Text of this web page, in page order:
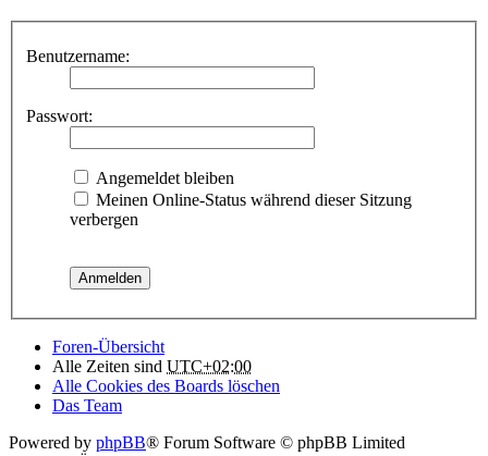
Benutzername:
Passwort:
Angemeldet bleiben
Meinen Online-Status während dieser Sitzung
verbergen
Foren-Übersicht
Alle Zeiten sind UTC+02:00
Alle Cookies des Boards löschen
Das Team
Powered by phpBB® Forum Software © phpBB Limited